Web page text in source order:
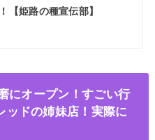
【姫路の種宣伝部】
にオープン！すごい行
ッドの姉妹店！実際に